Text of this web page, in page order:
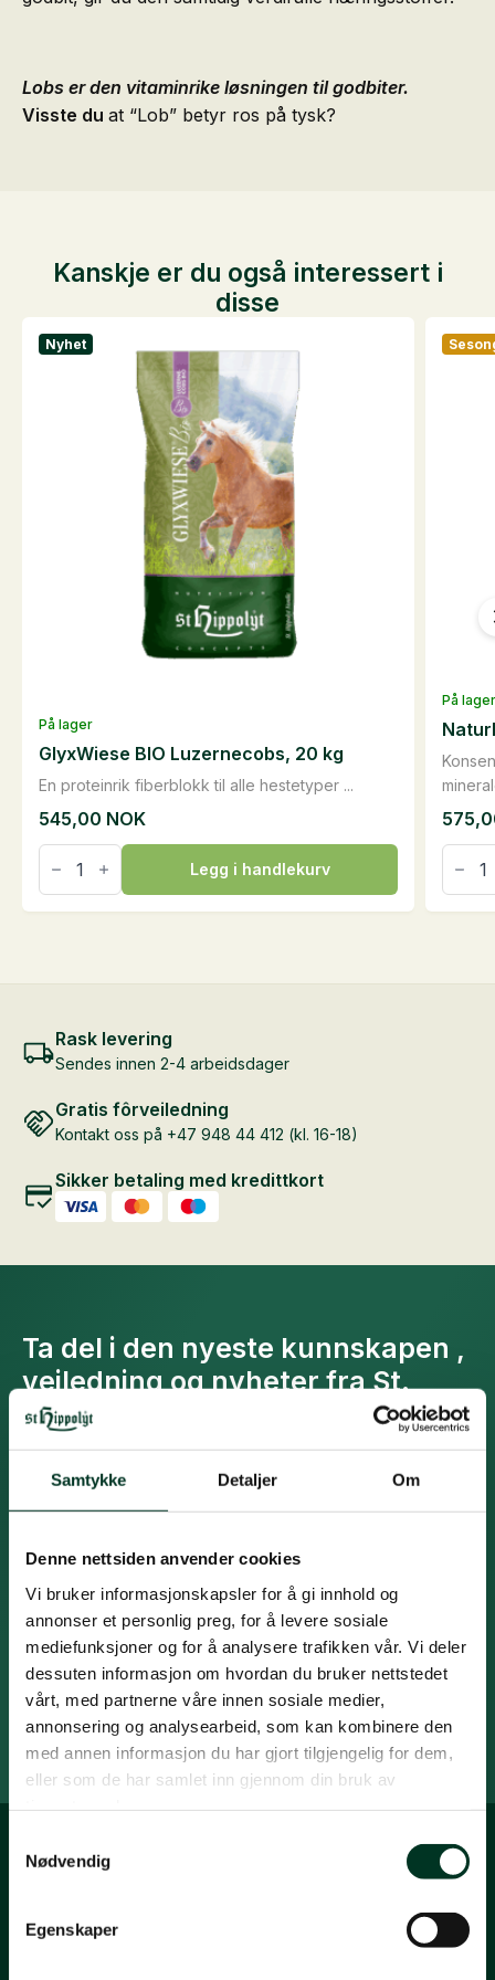
Samtykke Detaljer Om
Denne nettsiden anvender cookies
Vi bruker informasjonskapsler for å gi innhold og
annonser et personlig preg, for å levere sosiale
mediefunksjoner og for å analysere trafikken vår. Vi deler
dessuten informasjon om hvordan du bruker nettstedet
vårt, med partnerne våre innen sosiale medier,
annonsering og analysearbeid, som kan kombinere den
med annen informasjon du har gjort tilgjengelig for dem,
eller som de har samlet inn gjennom din bruk av
Nødvendig
Egenskaper
Lobs er den vitaminrike løsningen til godbiter.
Visste du at “Lob” betyr ros på tysk?
Kanskje er du også interessert i
disse
På lager
Nyhet
En proteinrik fiberblokk til alle hestetyper ...
GlyxWiese BIO Luzernecobs, 20 kg
545,00 NOK
GlyxWiese
BIO
Luzernecobs,
Legg i handlekurv
På lager
med
urter,
Rask levering
Sendes innen 2-4 arbeidsdager
Gratis fôrveiledning
Kontakt oss på +47 948 44 412 (kl. 16-18)
Sikker betaling med kredittkort
Ta del i den nyeste kunnskapen ,
veiledning og nyheter fra St.
Hippolyt
hestefôring og veiledning for fôring av hester året
*
Email
*
Påmeld nyhetsbrev